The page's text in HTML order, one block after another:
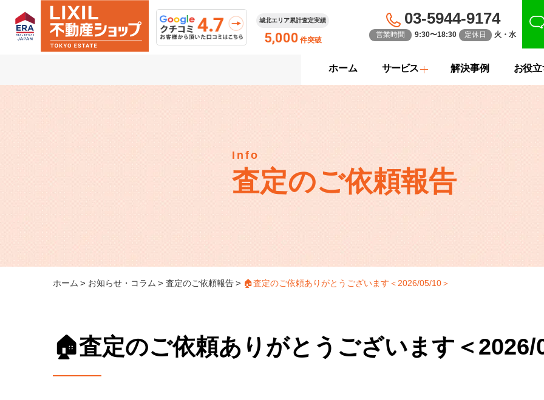
城北エリア累計査定実績
5,000 件突破
03-5944-9174
営業時間 9:30〜18:30 定休日 火・水
ホーム サービス 解決事例 お役
Info
査定のご依頼報告
ホーム お知らせ・コラム 査定のご依頼報告 🏠査定のご依頼ありがとうございます＜2026/05/10＞
🏠査定のご依頼ありがとうございます＜2026/